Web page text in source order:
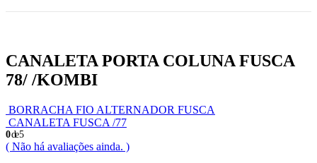
CANALETA PORTA COLUNA FUSCA
78/ /KOMBI
BORRACHA FIO ALTERNADOR FUSCA
CANALETA FUSCA /77
0de 5
( Não há avaliações ainda. )